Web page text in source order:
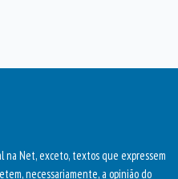
na Net, exceto, textos que expressem
necessariamente, a opinião do